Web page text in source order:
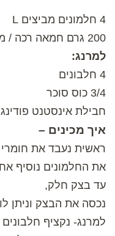
4 חלמונים מביצים L
200 גרם חמאה רכה / מרגרינה
למרנג:
4 חלבונים
3/4 כוס סוכר
חבילת אינסטנט פודינג
איך מכינים –
ראשית נעבד את
את החלמונים נוסיף
עד בצק חלק,
נכסה את הבצק וניתן
למרנג- נקציף חלבונים עם 3/4 כוס סוכר